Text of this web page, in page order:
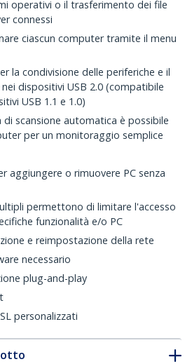
operativi o il trasferimento dei file
connessi
ciascun computer tramite il menu
la condivisione delle periferiche e il
dispositivi USB 2.0 (compatibile
USB 1.1 e 1.0)
scansione automatica è possibile
per un monitoraggio semplice
aggiungere o rimuovere PC senza
permettono di limitare l'accesso
funzionalità e/o PC
e reimpostazione della rete
necessario
plug-and-play
personalizzati